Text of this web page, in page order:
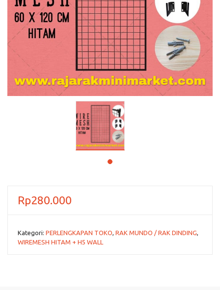
Rp280.000
Kategori: PERLENGKAPAN TOKO, RAK MUNDO / RAK DINDING,
WIREMESH HITAM + H5 WALL